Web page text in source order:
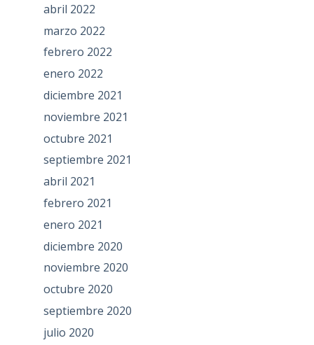
abril 2022
marzo 2022
febrero 2022
enero 2022
diciembre 2021
noviembre 2021
octubre 2021
septiembre 2021
abril 2021
febrero 2021
enero 2021
diciembre 2020
noviembre 2020
octubre 2020
septiembre 2020
julio 2020